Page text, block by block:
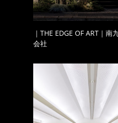
｜THE EDGE OF ART｜南
会社